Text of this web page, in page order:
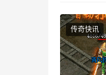
传奇快讯